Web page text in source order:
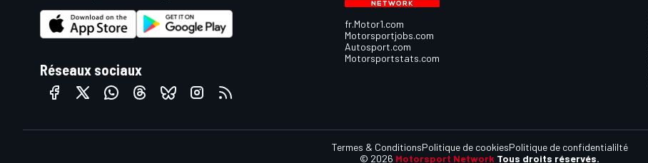
Réseaux sociaux
fr.Motor1.com
Motorsportjobs.com
Autosport.com
Motorsportstats.com
© 2026 Motorsport Network Tous droits réservés.
Termes & ConditionsPolitique de cookiesPolitique de confidentialilté